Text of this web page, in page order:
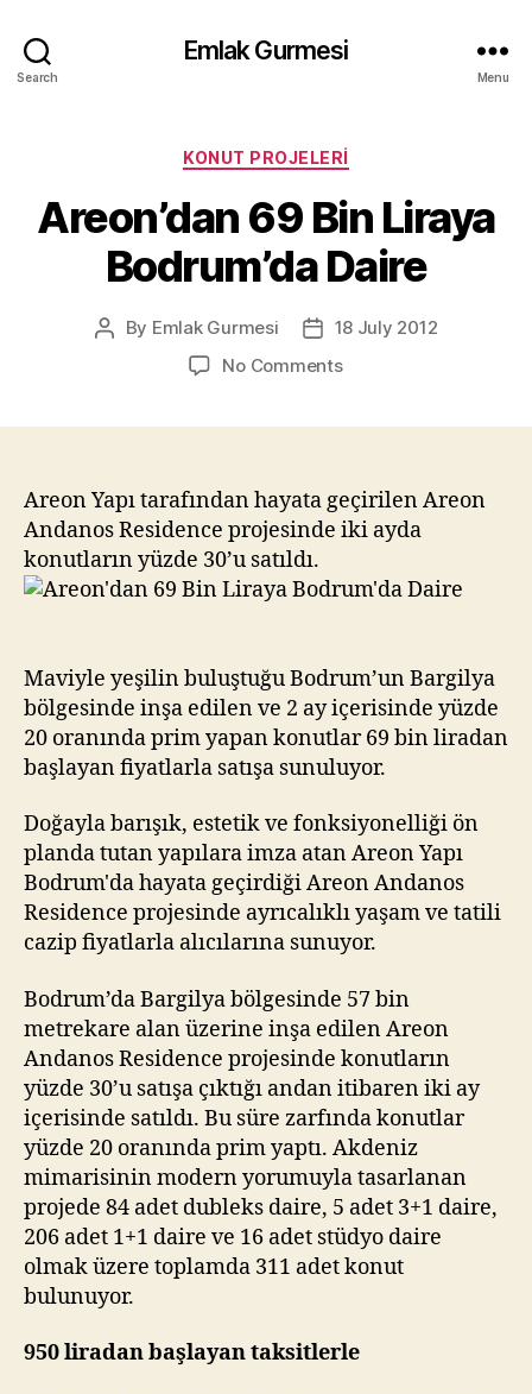
Search
Emlak Gurmesi
Menu
Categories
KONUT PROJELERI
Areon’dan 69 Bin Liraya
Bodrum’da Daire
Post
By Emlak Gurmesi
Post18 July 2012
No Commentson
Bodrum’da
Daire
Areon Yapı tarafından hayata geçirilen Areon
Andanos Residence projesinde iki ayda
konutların yüzde 30’u satıldı.
Maviyle yeşilin buluştuğu Bodrum’un Bargilya
bölgesinde inşa edilen ve 2 ay içerisinde yüzde
20 oranında prim yapan konutlar 69 bin liradan
başlayan fiyatlarla satışa sunuluyor.
Doğayla barışık, estetik ve fonksiyonelliği ön
planda tutan yapılara imza atan Areon Yapı
Bodrum'da hayata geçirdiği Areon Andanos
Residence projesinde ayrıcalıklı yaşam ve tatili
cazip fiyatlarla alıcılarına sunuyor.
Bodrum’da Bargilya bölgesinde 57 bin
metrekare alan üzerine inşa edilen Areon
Andanos Residence projesinde konutların
yüzde 30’u satışa çıktığı andan itibaren iki ay
içerisinde satıldı. Bu süre zarfında konutlar
yüzde 20 oranında prim yaptı. Akdeniz
mimarisinin modern yorumuyla tasarlanan
projede 84 adet dubleks daire, 5 adet 3+1 daire,
206 adet 1+1 daire ve 16 adet stüdyo daire
olmak üzere toplamda 311 adet konut
bulunuyor.
950 liradan başlayan taksitlerle